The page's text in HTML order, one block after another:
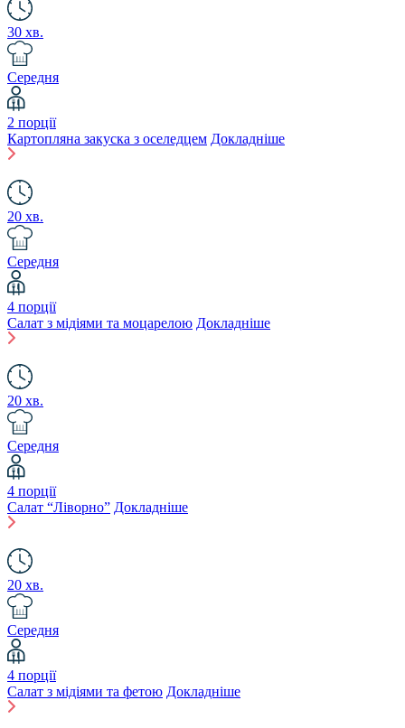
30 хв.
Середня
2 порції
Картопляна закуска з оселедцем Докладніше
20 хв.
Середня
4 порції
Салат з мідіями та моцарелою Докладніше
20 хв.
Середня
4 порції
Салат “Ліворно” Докладніше
20 хв.
Середня
4 порції
Салат з мідіями та фетою Докладніше